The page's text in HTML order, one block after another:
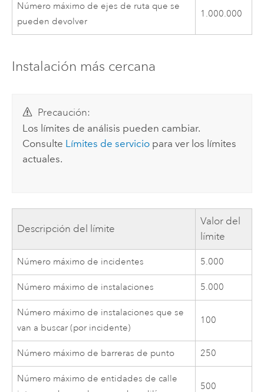
Número máximo de ejes de ruta que se
pueden devolver
1.000.000
Instalación más cercana
Precaución:
Los límites de análisis pueden cambiar.
Consulte Límites de servicio para ver los límites
actuales.
Descripción del límite
Valor del
límite
Número máximo de incidentes 5.000
Número máximo de instalaciones 5.000
Número máximo de instalaciones que se
van a buscar (por incidente)
100
Número máximo de barreras de punto 250
Número máximo de entidades de calle
500